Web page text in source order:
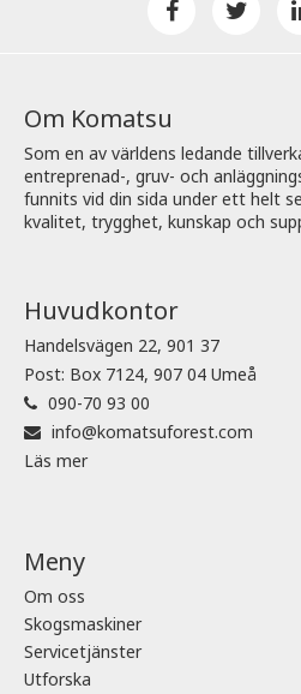
Om Komatsu
Som en av världens ledande
entreprenad-, gruv- och
funnits vid din sida under ett helt
kvalitet, trygghet, kunskap och
Huvudkontor
Handelsvägen 22, 901 37
Post: Box 7124, 907 04 Umeå
090-70 93 00
info@komatsuforest.com
Läs mer
Meny
Om oss
Skogsmaskiner
Servicetjänster
Utforska